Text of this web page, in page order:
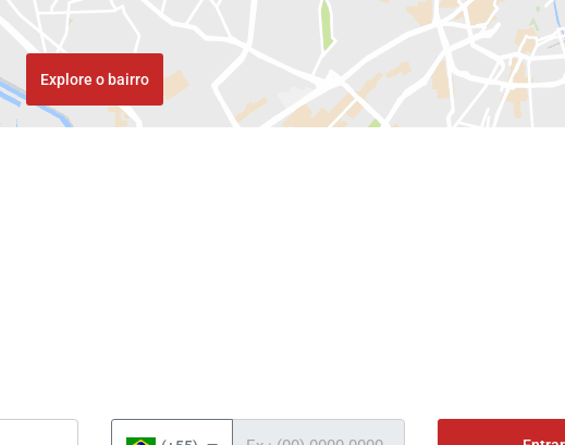
Explore o bairro